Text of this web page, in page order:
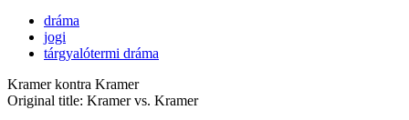
dráma
jogi
tárgyalótermi dráma
Kramer kontra Kramer
Original title: Kramer vs. Kramer